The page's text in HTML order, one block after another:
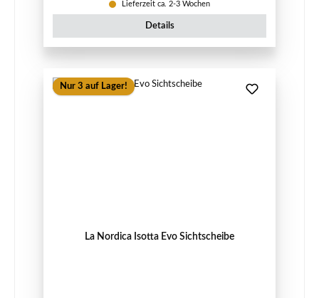
Lieferzeit ca. 2-3 Wochen
Details
Nur 3 auf Lager!
La Nordica Isotta Evo Sichtscheibe